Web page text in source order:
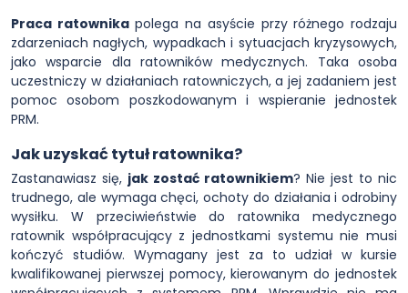
Praca ratownikapolega na asyście przy różnego rodzaju
zdarzeniach nagłych, wypadkach i sytuacjach kryzysowych,
jako wsparcie dla ratowników medycznych. Taka osoba
uczestniczy w działaniach ratowniczych, a jej zadaniem jest
pomoc osobom poszkodowanym i wspieranie jednostek
PRM.
Jak uzyskać tytuł ratownika?
Zastanawiasz się, jak zostać ratownikiem? Nie jest to nic
trudnego, ale wymaga chęci, ochoty do działania i odrobiny
wysiłku. W przeciwieństwie do ratownika medycznego
ratownik współpracujący z jednostkami systemu nie musi
kończyć studiów. Wymagany jest za to udział w kursie
kwalifikowanej pierwszej pomocy, kierowanym do jednostek